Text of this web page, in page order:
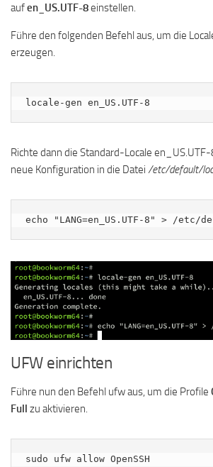
aufen_US.UTF-8einstellen.
Führe den folgenden Befehl aus, um die
erzeugen.
locale-gen en_US.UTF-8
Richte dann die Standard-Locale
neue Konfiguration in die Datei /etc/default/
echo "LANG=en_US.UTF-8" > /
UFW einrichten
Führe nun den Befehl ufw aus, um die Profile
Full zu aktivieren.
sudo ufw allow OpenSSH